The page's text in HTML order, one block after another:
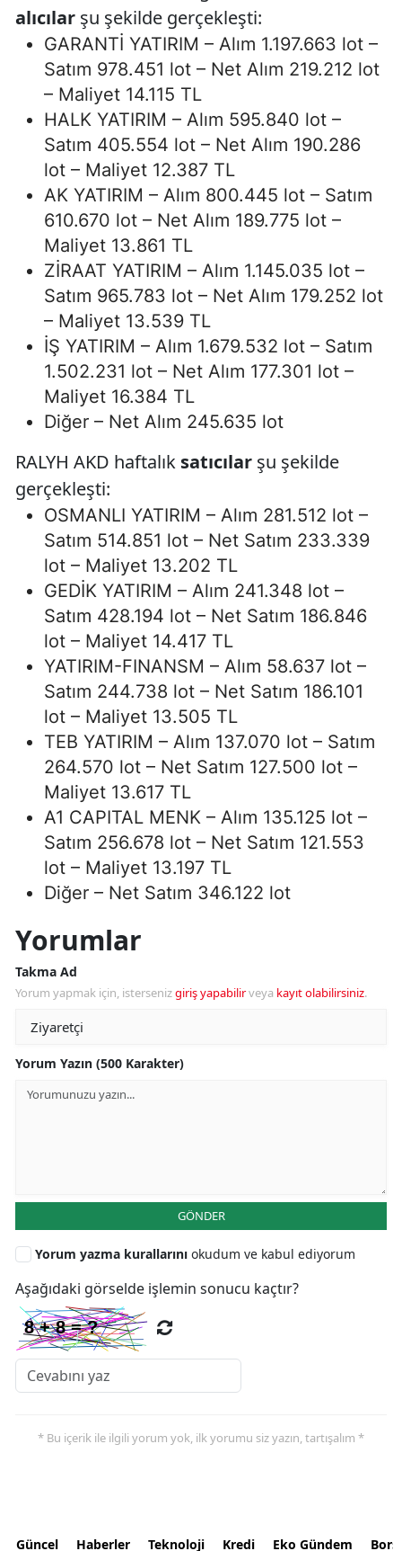
alıcılar şu şekilde gerçekleşti:
GARANTİ YATIRIM – Alım 1.197.663 lot –
Satım 978.451 lot – Net Alım 219.212 lot
– Maliyet 14.115 TL
HALK YATIRIM – Alım 595.840 lot –
Satım 405.554 lot – Net Alım 190.286
lot – Maliyet 12.387 TL
AK YATIRIM – Alım 800.445 lot – Satım
610.670 lot – Net Alım 189.775 lot –
Maliyet 13.861 TL
ZİRAAT YATIRIM – Alım 1.145.035 lot –
Satım 965.783 lot – Net Alım 179.252 lot
– Maliyet 13.539 TL
İŞ YATIRIM – Alım 1.679.532 lot – Satım
1.502.231 lot – Net Alım 177.301 lot –
Maliyet 16.384 TL
Diğer – Net Alım 245.635 lot
RALYH AKD haftalık satıcılar şu şekilde
gerçekleşti:
OSMANLI YATIRIM – Alım 281.512 lot –
Satım 514.851 lot – Net Satım 233.339
lot – Maliyet 13.202 TL
GEDİK YATIRIM – Alım 241.348 lot –
Satım 428.194 lot – Net Satım 186.846
lot – Maliyet 14.417 TL
YATIRIM-FINANSM – Alım 58.637 lot –
Satım 244.738 lot – Net Satım 186.101
lot – Maliyet 13.505 TL
TEB YATIRIM – Alım 137.070 lot – Satım
264.570 lot – Net Satım 127.500 lot –
Maliyet 13.617 TL
A1 CAPITAL MENK – Alım 135.125 lot –
Satım 256.678 lot – Net Satım 121.553
lot – Maliyet 13.197 TL
Diğer – Net Satım 346.122 lot
Yorumlar
Takma Ad
Yorum yapmak için, istersenizgiriş yapabilirveya kayıt olabilirsiniz.
Yorum Yazın (500 Karakter)
GÖNDER
Yorum yazma kurallarını okudum ve kabul ediyorum
Aşağıdaki görselde işlemin sonucu kaçtır?
* Bu içerik ile ilgili yorum yok, ilk yorumu siz yazın, tartışalım *
Güncel Haberler Teknoloji Kredi Eko Gündem